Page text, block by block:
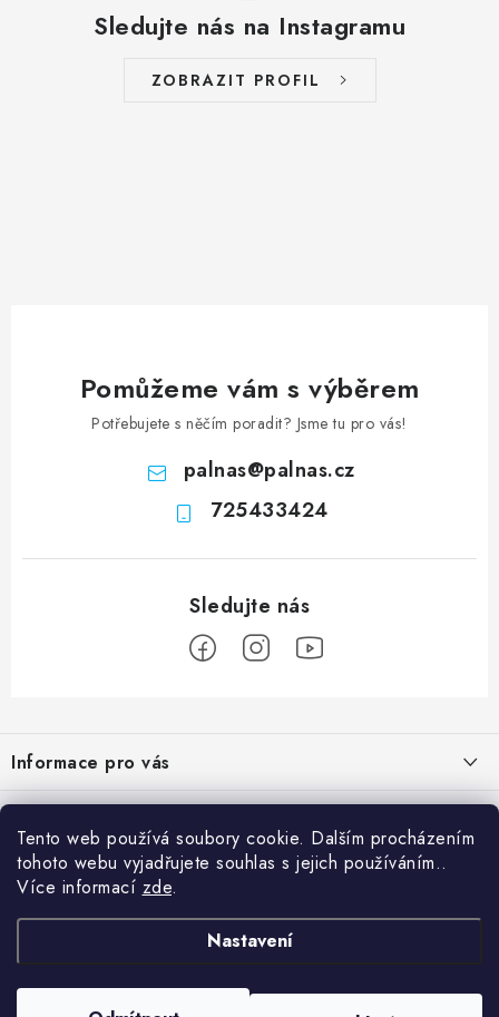
Tento web používá soubory cookie. Dalším procházením
tohoto webu vyjadřujete souhlas s jejich používáním..
Více informací zde.
Nastavení
Sledujte nás na Instagramu
ZOBRAZIT PROFIL
Pomůžeme vám s výběrem
Potřebujete s něčím poradit? Jsme tu pro vás!
palnas@palnas.cz
725433424
p
a
Informace pro vás
Obchodní podmínky
Podmínky ochrany osobních údajů
Odstoupení od kupní smlouvy
Přihlášení
E-mail
Vyhledávání
HLEDAT. Všechna práva vyhrazena.